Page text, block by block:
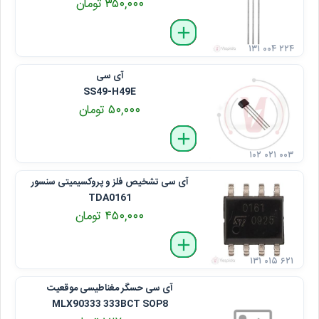
۳۵۰,۰۰۰ تومان
delete
remove
add
۱۳۱ ۰۰۴ ۲۲۴
آی سی
SS49-H49E
۵۰,۰۰۰ تومان
delete
remove
add
۱۰۲ ۰۲۱ ۰۰۳
آی سی تشخیص فلز و پروکسیمیتی سنسور
TDA0161
۴۵۰,۰۰۰ تومان
delete
remove
add
۱۳۱ ۰۱۵ ۶۲۱
آی سی حسگر مغناطیسی موقعیت
MLX90333 333BCT SOP8